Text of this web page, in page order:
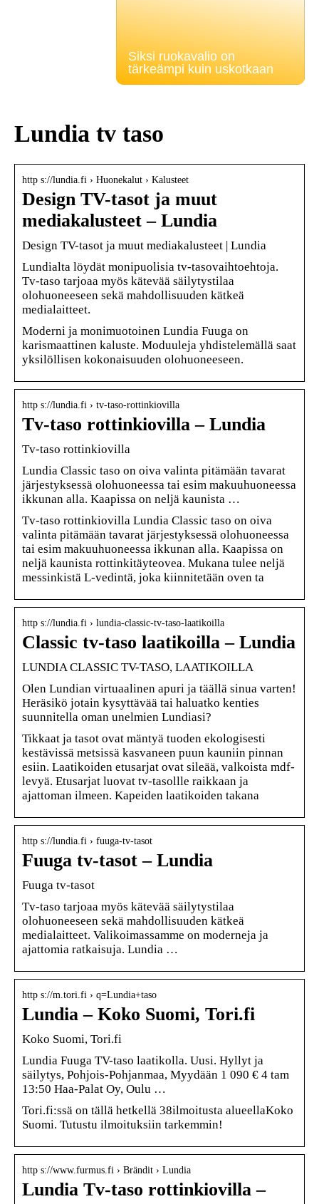
Siksi ruokavalio on
tärkeämpi kuin uskotkaan
Lundia tv taso
http s://lundia.fi › Huonekalut › Kalusteet
Design TV-tasot ja muut
mediakalusteet – Lundia
Design TV-tasot ja muut mediakalusteet | Lundia
Lundialta löydät monipuolisia tv-tasovaihtoehtoja.
Tv-taso tarjoaa myös kätevää säilytystilaa
olohuoneeseen sekä mahdollisuuden kätkeä
medialaitteet.
Moderni ja monimuotoinen Lundia Fuuga on
karismaattinen kaluste. Moduuleja yhdistelemällä saat
yksilöllisen kokonaisuuden olohuoneeseen.
http s://lundia.fi › tv-taso-rottinkiovilla
Tv-taso rottinkiovilla – Lundia
Tv-taso rottinkiovilla
Lundia Classic taso on oiva valinta pitämään tavarat
järjestyksessä olohuoneessa tai esim makuuhuoneessa
ikkunan alla. Kaapissa on neljä kaunista …
Tv-taso rottinkiovilla Lundia Classic taso on oiva
valinta pitämään tavarat järjestyksessä olohuoneessa
tai esim makuuhuoneessa ikkunan alla. Kaapissa on
neljä kaunista rottinkitäyteovea. Mukana tulee neljä
messinkistä L-vedintä, joka kiinnitetään oven ta
http s://lundia.fi › lundia-classic-tv-taso-laatikoilla
Classic tv-taso laatikoilla – Lundia
LUNDIA CLASSIC TV-TASO, LAATIKOILLA
Olen Lundian virtuaalinen apuri ja täällä sinua varten!
Heräsikö jotain kysyttävää tai haluatko kenties
suunnitella oman unelmien Lundiasi?
Tikkaat ja tasot ovat mäntyä tuoden ekologisesti
kestävissä metsissä kasvaneen puun kauniin pinnan
esiin. Laatikoiden etusarjat ovat sileää, valkoista mdf-
levyä. Etusarjat luovat tv-tasollle raikkaan ja
ajattoman ilmeen. Kapeiden laatikoiden takana
http s://lundia.fi › fuuga-tv-tasot
Fuuga tv-tasot – Lundia
Fuuga tv-tasot
Tv-taso tarjoaa myös kätevää säilytystilaa
olohuoneeseen sekä mahdollisuuden kätkeä
medialaitteet. Valikoimassamme on moderneja ja
ajattomia ratkaisuja. Lundia …
http s://m.tori.fi › q=Lundia+taso
Lundia – Koko Suomi, Tori.fi
Koko Suomi, Tori.fi
Lundia Fuuga TV-taso laatikolla. Uusi. Hyllyt ja
säilytys, Pohjois-Pohjanmaa, Myydään 1 090 € 4 tam
13:50 Haa-Palat Oy, Oulu …
Tori.fi:ssä on tällä hetkellä 38ilmoitusta alueellaKoko
Suomi. Tutustu ilmoituksiin tarkemmin!
http s://www.furmus.fi › Brändit › Lundia
Lundia Tv-taso rottinkiovilla –